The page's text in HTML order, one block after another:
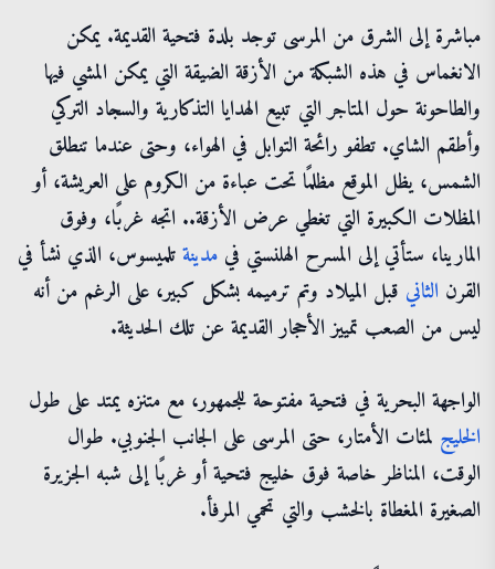
مباشرة إلى الشرق من المرسى توجد بلدة فتحية القديمة. يمكن
الانغماس في هذه الشبكة من الأزقة الضيقة التي يمكن المشي فيها
والطاحونة حول المتاجر التي تبيع الهدايا التذكارية والسجاد التركي
وأطقم الشاي. تطفو رائحة التوابل في الهواء، وحتى عندما تنطلق
الشمس، يظل الموقع مظلمًا تحت عباءة من الكروم على العريشة، أو
المظلات الكبيرة التي تغطي عرض الأزقة.. اتجه غربًا، وفوق
المارينا، ستأتي إلى المسرح الهلنستي في مدينةتلميسوس، الذي نشأ في
القرن الثاني قبل الميلاد وتم ترميمه بشكل كبير، على الرغم من أنه
ليس من الصعب تمييز الأحجار القديمة عن تلك الحديثة.
الواجهة البحرية في فتحية مفتوحة للجمهور، مع متنزه يمتد على طول
الخليج لمئات الأمتار، حتى المرسى على الجانب الجنوبي. طوال
الوقت، المناظر خاصة فوق خليج فتحية أو غربًا إلى شبه الجزيرة
الصغيرة المغطاة بالخشب والتي تحمي المرفأ.